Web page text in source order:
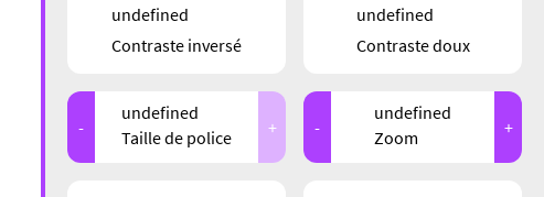
undefined
Contraste inversé
undefined
Contraste doux
-
undefined
Taille de police
+ -
undefined
Zoom
+